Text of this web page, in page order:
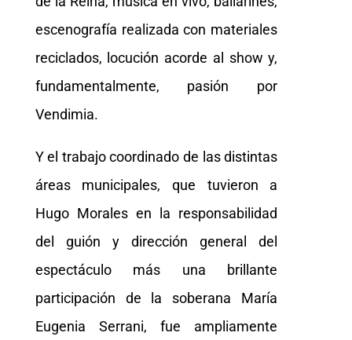
escenografía realizada con materiales
reciclados, locución acorde al show y,
fundamentalmente, pasión por
Vendimia.
Y el trabajo coordinado de las distintas
áreas municipales, que tuvieron a
Hugo Morales en la responsabilidad
del guión y dirección general del
espectáculo más una brillante
participación de la soberana María
Eugenia Serrani, fue ampliamente